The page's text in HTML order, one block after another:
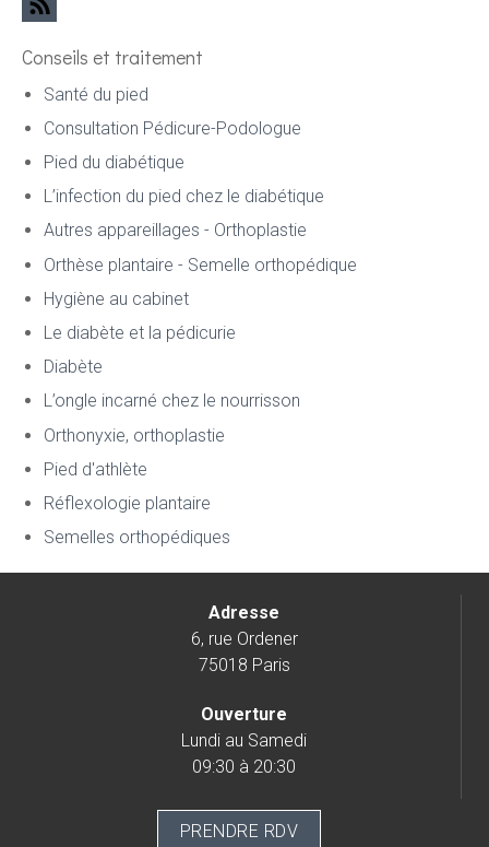
Conseils et traitement
Santé du pied
Consultation Pédicure-Podologue
Pied du diabétique
L’infection du pied chez le diabétique
Autres appareillages - Orthoplastie
Orthèse plantaire - Semelle orthopédique
Hygiène au cabinet
Le diabète et la pédicurie
Diabète
L’ongle incarné chez le nourrisson
Orthonyxie, orthoplastie
Pied d'athlète
Réflexologie plantaire
Semelles orthopédiques
Adresse
6, rue Ordener
75018 Paris
Ouverture
Lundi au Samedi
09:30 à 20:30
PRENDRE RDV